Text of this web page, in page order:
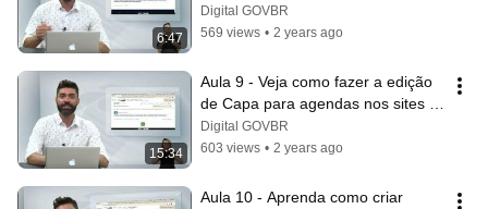
6:47
de autoridades
Digital GOVBR
569 views • 2 years ago
15:34
Aula 9 - Veja como fazer a edição
de Capa para agendas nos sites
do GOV.BR
Digital GOVBR
603 views • 2 years ago
Aula 10 - Aprenda como criar